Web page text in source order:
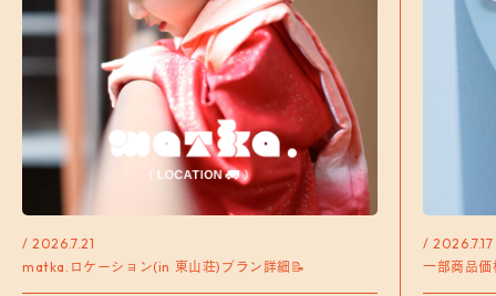
/ 2026.7.21
matka.ロケーション(in 東山荘)プラン詳細📝
/ 2026.7.17
一部商品